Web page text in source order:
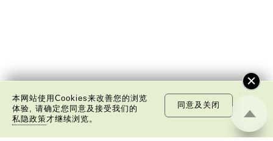
本网站使用Cookies来改善您的浏览
体验, 请确定您同意及接受我们的
私隐政策才继续浏览。
同意及关闭